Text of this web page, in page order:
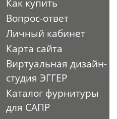
Как купить
Вопрос-ответ
Личный кабинет
Карта сайта
Виртуальная дизайн-
студия ЭГГЕР
Каталог фурнитуры
для САПР